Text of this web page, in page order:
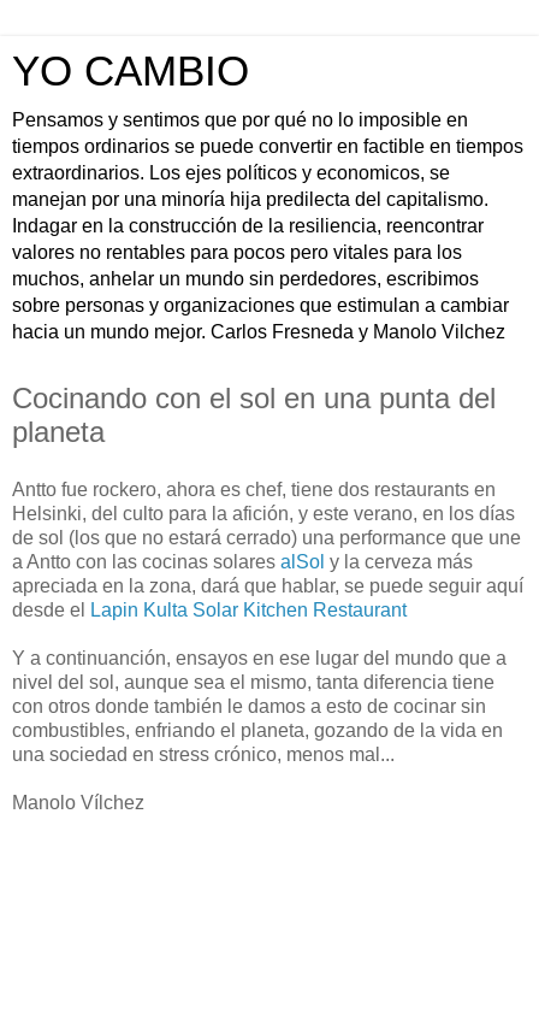
YO CAMBIO
Pensamos y sentimos que por qué no lo imposible en
tiempos ordinarios se puede convertir en factible en tiempos
extraordinarios. Los ejes políticos y economicos, se
manejan por una minoría hija predilecta del capitalismo.
Indagar en la construcción de la resiliencia, reencontrar
valores no rentables para pocos pero vitales para los
muchos, anhelar un mundo sin perdedores, escribimos
sobre personas y organizaciones que estimulan a cambiar
hacia un mundo mejor. Carlos Fresneda y Manolo Vilchez
Cocinando con el sol en una punta del
planeta
Antto fue rockero, ahora es chef, tiene dos restaurants en
Helsinki, del culto para la afición, y este verano, en los días
de sol (los que no estará cerrado) una performance que une
a Antto con las cocinas solares alSol y la cerveza más
apreciada en la zona, dará que hablar, se puede seguir aquí
desde el
Lapin Kulta Solar Kitchen Restaurant
Y a continuanción, ensayos en ese lugar del mundo que a
nivel del sol, aunque sea el mismo, tanta diferencia tiene
con otros donde también le damos a esto de cocinar sin
combustibles, enfriando el planeta, gozando de la vida en
una sociedad en stress crónico, menos mal...
Manolo Vílchez